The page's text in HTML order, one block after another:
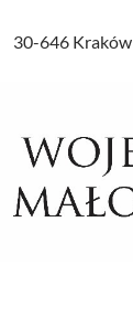
30-646 Kraków